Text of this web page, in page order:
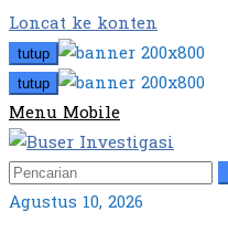
Loncat ke konten
tutup
tutup
Menu Mobile
Agustus 10, 2026